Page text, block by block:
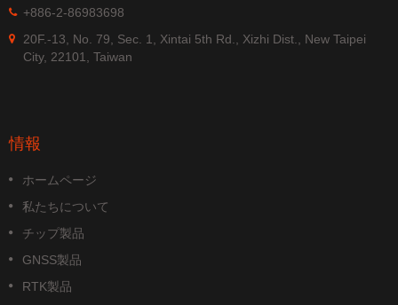
+886-2-86983698
20F.-13, No. 79, Sec. 1, Xintai 5th Rd., Xizhi Dist., New Taipei
City, 22101, Taiwan
情報
ホームページ
私たちについて
チップ製品
GNSS製品
RTK製品